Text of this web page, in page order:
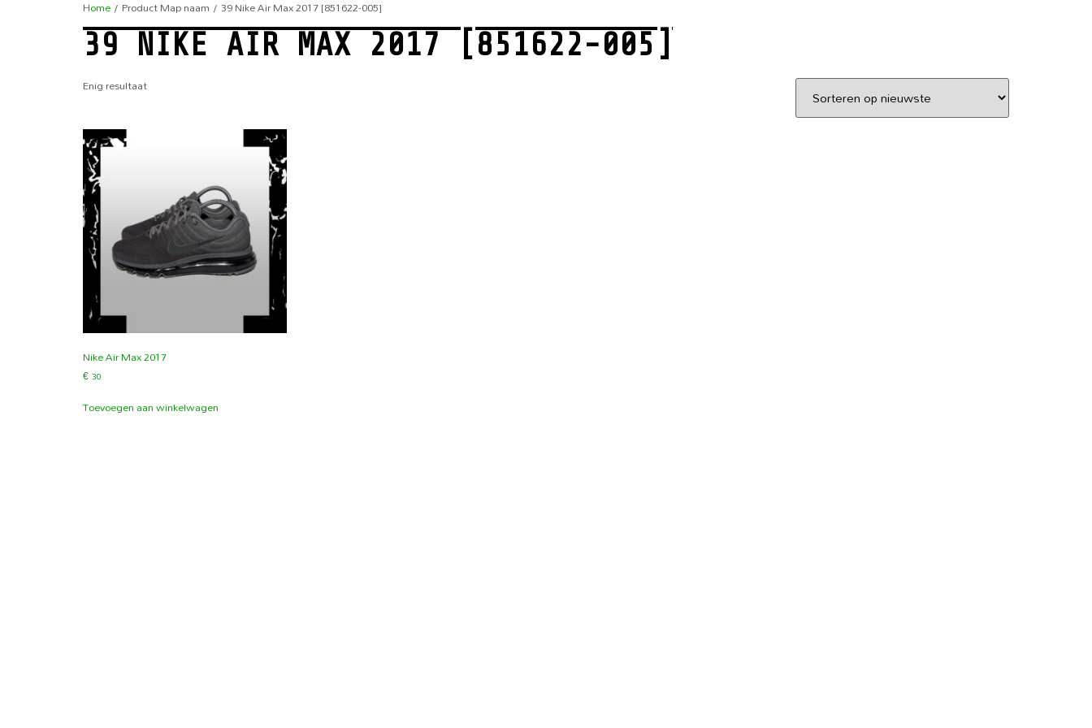
Home/ Product Map naam / 39 Nike Air Max 2017 [851622-005]
39 NIKE AIR MAX 2017 [851622-005]
Enig resultaat
Nike Air Max 2017
€30
Toevoegen aan winkelwagen